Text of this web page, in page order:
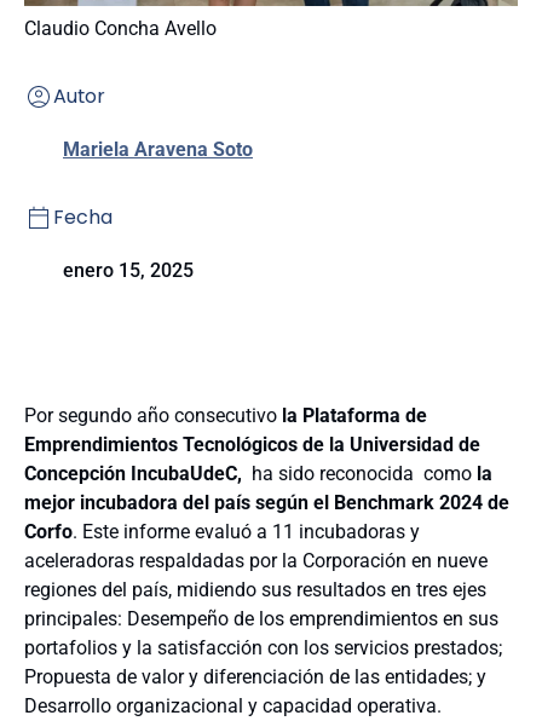
Claudio Concha Avello
Autor
Mariela Aravena Soto
Fecha
enero 15, 2025
Por segundo año consecutivo la Plataforma de
Emprendimientos Tecnológicos de la Universidad de
Concepción IncubaUdeC, ha sido reconocida como la
mejor incubadora del país según el Benchmark 2024 de
Corfo. Este informe evaluó a 11 incubadoras y
aceleradoras respaldadas por la Corporación en nueve
regiones del país, midiendo sus resultados en tres ejes
principales: Desempeño de los emprendimientos en sus
portafolios y la satisfacción con los servicios prestados;
Propuesta de valor y diferenciación de las entidades; y
Desarrollo organizacional y capacidad operativa.